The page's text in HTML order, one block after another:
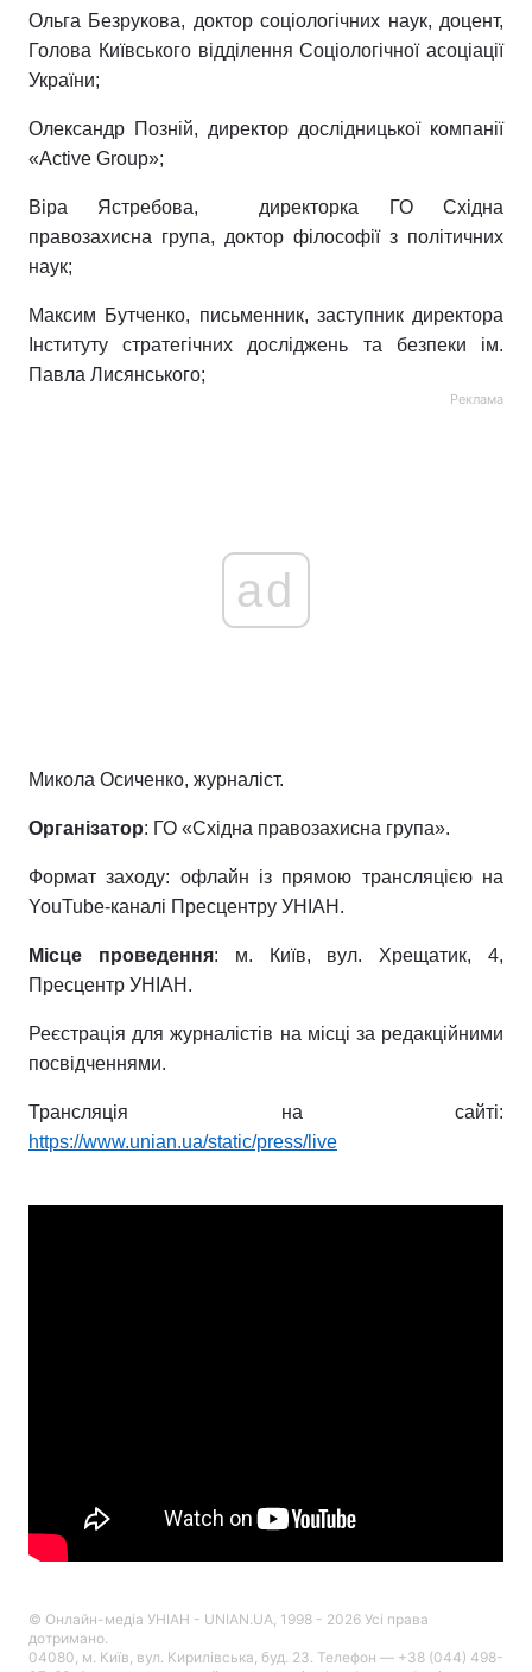
Цікавинки Погода
Екологія Регіони
Інтерв'ю Думки
Контакти
Ольга Безрукова, доктор соціологічних наук, доцент,
Голова Київського відділення Соціологічної асоціації
України;
Олександр Позній, директор дослідницької компанії
«Active Group»;
Віра Ястребова, директорка ГО Східна
правозахисна група, доктор філософії з політичних
наук;
Максим Бутченко, письменник, заступник директора
Інституту стратегічних досліджень та безпеки ім.
Павла Лисянського;
Реклама
ad
Микола Осиченко, журналіст.
Організатор: ГО «Східна правозахисна група».
Формат заходу: офлайн із прямою трансляцією на
YouTube-каналі Пресцентру УНІАН.
Місце проведення: м. Київ, вул. Хрещатик, 4,
Пресцентр УНІАН.
Реєстрація для журналістів на місці за редакційними
посвідченнями.
Трансляція на сайті:
https://www.unian.ua/static/press/live
© Онлайн-медіа УНІАН - UNIAN.UA, 1998 - 2026 Усі права
дотримано.
04080, м. Київ, вул. Кирилівська, буд. 23. Телефон — +38 (044) 498-